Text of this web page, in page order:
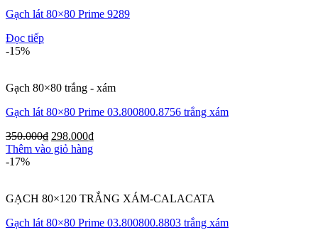
Gạch lát 80×80 Prime 9289
Đọc tiếp
-15%
Gạch 80×80 trắng - xám
Gạch lát 80×80 Prime 03.800800.8756 trắng xám
350.000₫ 298.000₫
Thêm vào giỏ hàng
-17%
GẠCH 80×120 TRẮNG XÁM-CALACATA
Gạch lát 80×80 Prime 03.800800.8803 trắng xám